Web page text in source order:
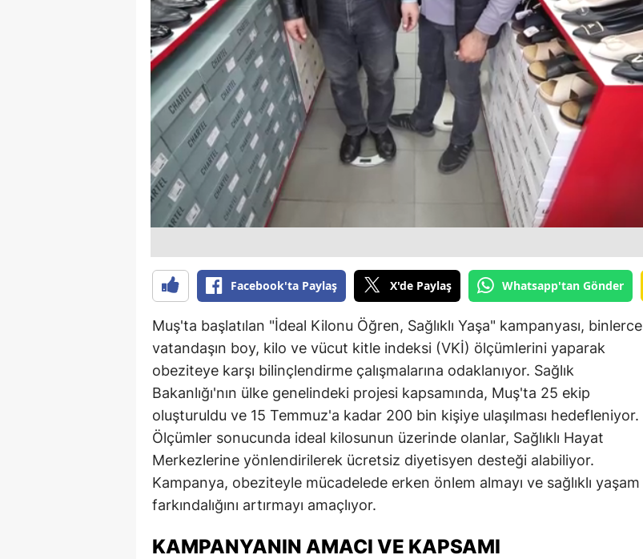
Bilecik
Bingöl
Bitlis
Bolu
Burdur
Çorum
Diyarbakır
Edirne
Elazığ
Erzincan
Erzurum
Eskişehir
Gaziantep
Facebook'ta Paylaş X'de Paylaş Whatsapp'tan Gönder
Muş'ta başlatılan "İdeal Kilonu Öğren, Sağlıklı Yaşa" kampanyası, binlerce
vatandaşın boy, kilo ve vücut kitle indeksi (VKİ) ölçümlerini yaparak
obeziteye karşı bilinçlendirme çalışmalarına odaklanıyor. Sağlık
Bakanlığı'nın ülke genelindeki projesi kapsamında, Muş'ta 25 ekip
oluşturuldu ve 15 Temmuz'a kadar 200 bin kişiye ulaşılması hedefleniyor.
Ölçümler sonucunda ideal kilosunun üzerinde olanlar, Sağlıklı Hayat
Merkezlerine yönlendirilerek ücretsiz diyetisyen desteği alabiliyor.
Kampanya, obeziteyle mücadelede erken önlem almayı ve sağlıklı yaşam
farkındalığını artırmayı amaçlıyor.
KAMPANYANIN AMACI VE KAPSAMI